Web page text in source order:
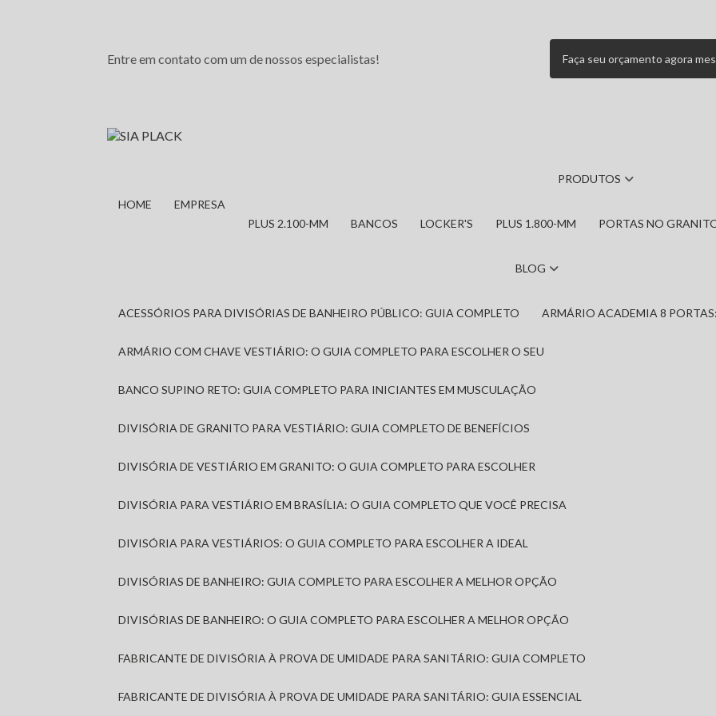
Entre em contato com um de nossos especialistas! Faça seu orçamento agora
HOME EMPRESA
PRODUTOS
PLUS 2.100-MM BANCOS LOCKER'S PLUS 1.800-MM PORTAS NO
BLOG
ACESSÓRIOS PARA DIVISÓRIAS DE BANHEIRO PÚBLICO: GUIA COMPLETO ARMÁRIO ACADEMIA 8
ARMÁRIO COM CHAVE VESTIÁRIO: O GUIA COMPLETO PARA ESCOLHER O SEU
BANCO SUPINO RETO: GUIA COMPLETO PARA INICIANTES EM MUSCULAÇÃO
DIVISÓRIA DE GRANITO PARA VESTIÁRIO: GUIA COMPLETO DE BENEFÍCIOS
DIVISÓRIA DE VESTIÁRIO EM GRANITO: O GUIA COMPLETO PARA ESCOLHER
DIVISÓRIA PARA VESTIÁRIO EM BRASÍLIA: O GUIA COMPLETO QUE VOCÊ PRECISA
DIVISÓRIA PARA VESTIÁRIOS: O GUIA COMPLETO PARA ESCOLHER A IDEAL
DIVISÓRIAS DE BANHEIRO: GUIA COMPLETO PARA ESCOLHER A MELHOR OPÇÃO
DIVISÓRIAS DE BANHEIRO: O GUIA COMPLETO PARA ESCOLHER A MELHOR OPÇÃO
FABRICANTE DE DIVISÓRIA À PROVA DE UMIDADE PARA SANITÁRIO: GUIA COMPLETO
FABRICANTE DE DIVISÓRIA À PROVA DE UMIDADE PARA SANITÁRIO: GUIA ESSENCIAL